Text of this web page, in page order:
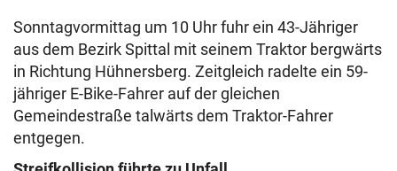
Sonntagvormittag um 10 Uhr fuhr ein 43-Jähriger
aus dem Bezirk Spittal mit seinem Traktor bergwärts
in Richtung Hühnersberg. Zeitgleich radelte ein 59-
jähriger E-Bike-Fahrer auf der gleichen
Gemeindestraße talwärts dem Traktor-Fahrer
entgegen.